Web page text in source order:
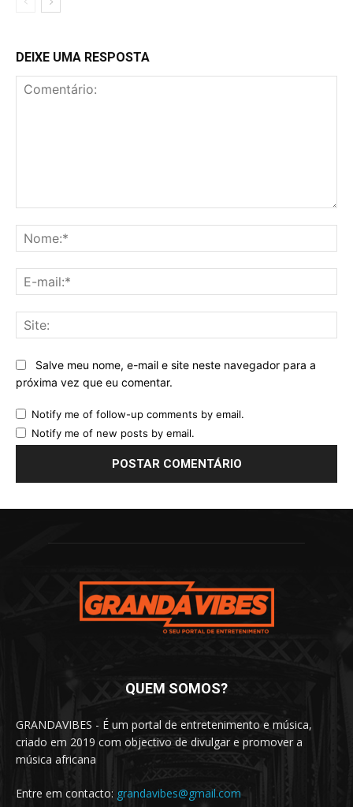
DEIXE UMA RESPOSTA
Salve meu nome, e-mail e site neste navegador para a
próxima vez que eu comentar.
Notify me of follow-up comments by email.
Notify me of new posts by email.
QUEM SOMOS?
GRANDAVIBES - É um portal de entretenimento e música,
criado em 2019 com objectivo de divulgar e promover a
música africana
Entre em contacto: grandavibes@gmail.com